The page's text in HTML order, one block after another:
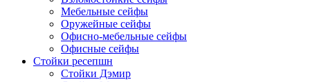
Мебельные сейфы
Оружейные сейфы
Офисно-мебельные сейфы
Офисные сейфы
Стойки ресепшн
Стойки Дэмир